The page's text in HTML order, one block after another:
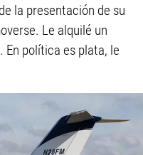
la presentación de su
Le alquilé un
. En política es plata, le